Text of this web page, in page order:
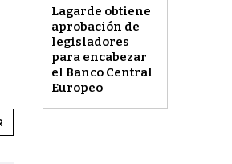
Lagarde obtiene
aprobación de
legisladores
para encabezar
el Banco Central
Europeo